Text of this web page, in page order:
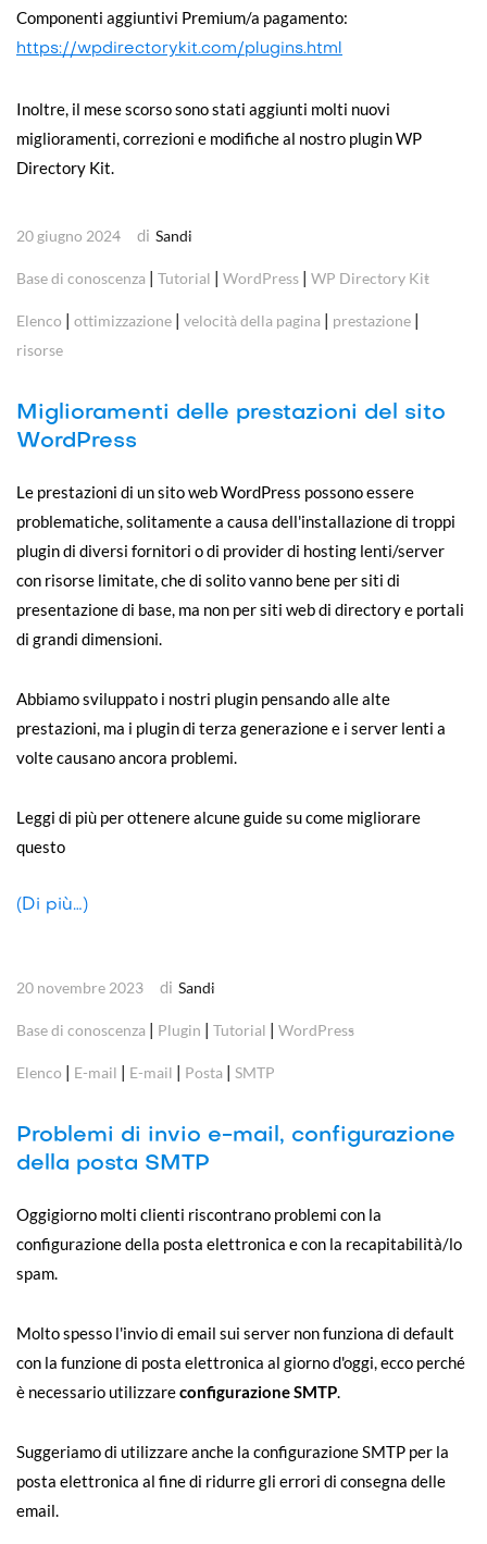
Componenti aggiuntivi Premium/a pagamento:
https://wpdirectorykit.com/plugins.html
Inoltre, il mese scorso sono stati aggiunti molti nuovi
miglioramenti, correzioni e modifiche al nostro plugin WP
Directory Kit.
20 giugno 2024 di Sandi
Base di conoscenza Tutorial WordPress WP Directory Kit
Elenco ottimizzazione velocità della pagina prestazione
risorse
Miglioramenti delle prestazioni del sito
WordPress
Le prestazioni di un sito web WordPress possono essere
problematiche, solitamente a causa dell'installazione di troppi
plugin di diversi fornitori o di provider di hosting lenti/server
con risorse limitate, che di solito vanno bene per siti di
presentazione di base, ma non per siti web di directory e portali
di grandi dimensioni.
Abbiamo sviluppato i nostri plugin pensando alle alte
prestazioni, ma i plugin di terza generazione e i server lenti a
volte causano ancora problemi.
Leggi di più per ottenere alcune guide su come migliorare
questo
(Di più…)
20 novembre 2023 di Sandi
Base di conoscenza Plugin Tutorial WordPress
Elenco E-mail E-mail Posta SMTP
Problemi di invio e-mail, configurazione
della posta SMTP
Oggigiorno molti clienti riscontrano problemi con la
configurazione della posta elettronica e con la recapitabilità/lo
spam.
Molto spesso l'invio di email sui server non funziona di default
con la funzione di posta elettronica al giorno d'oggi, ecco perché
è necessario utilizzareconfigurazione SMTP.
Suggeriamo di utilizzare anche la configurazione SMTP per la
posta elettronica al fine di ridurre gli errori di consegna delle
email.